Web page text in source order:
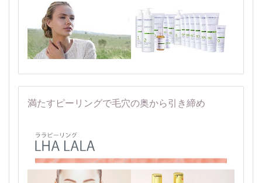
満たすピーリングで毛穴の奥から引き締め